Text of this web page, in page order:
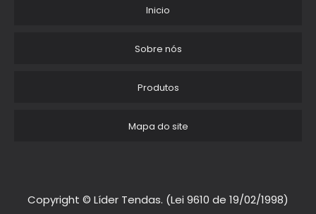
FORNECEDORES DE TENDAS PARA EVENTOS
Inicio
Sobre nós
Produtos
Mapa do site
Copyright © Líder Tendas. (Lei 9610 de 19/02/1998)